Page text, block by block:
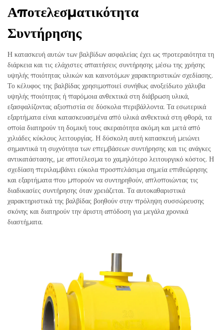
Αποτελεσματικότητα
Συντήρησης
Η κατασκευή αυτών των βαλβίδων ασφαλείας έχει ως προτεραιότητα τη
διάρκεια και τις ελάχιστες απαιτήσεις συντήρησης μέσω της χρήσης
υψηλής ποιότητας υλικών και καινοτόμων χαρακτηριστικών σχεδίασης.
Το κέλυφος της βαλβίδας χρησιμοποιεί συνήθως ανοξείδωτο χάλυβα
υψηλής ποιότητας ή παρόμοια ανθεκτικά στη διάβρωση υλικά,
εξασφαλίζοντας αξιοπιστία σε δύσκολα περιβάλλοντα. Τα εσωτερικά
εξαρτήματα είναι κατασκευασμένα από υλικά ανθεκτικά στη φθορά, τα
οποία διατηρούν τη δομική τους ακεραιότητα ακόμη και μετά από
χιλιάδες κύκλους λειτουργίας. Η δύσκολη αυτή κατασκευή μειώνει
σημαντικά τη συχνότητα των επεμβάσεων συντήρησης και τις ανάγκες
αντικατάστασης, με αποτέλεσμα το χαμηλότερο λειτουργικό κόστος. Η
σχεδίαση περιλαμβάνει εύκολα προσπελάσιμα σημεία επιθεώρησης
και εξαρτήματα που μπορούν να συντηρηθούν, απλοποιώντας τις
διαδικασίες συντήρησης όταν χρειάζεται. Τα αυτοκαθαριστικά
χαρακτηριστικά της βαλβίδας βοηθούν στην πρόληψη συσσώρευσης
σκόνης και διατηρούν την άριστη απόδοση για μεγάλα χρονικά
διαστήματα.